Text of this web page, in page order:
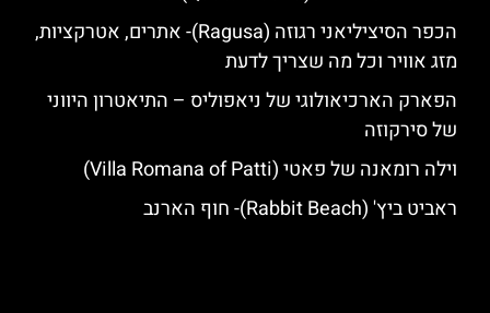
הכפר הסיציליאני רגוזה (Ragusa)- אתרים, אטרקציות,
מזג אוויר וכל מה שצריך לדעת
הפארק הארכיאולוגי של ניאפוליס – התיאטרון היווני
של סירקוזה
וילה רומאנה של פאטי (Villa Romana of Patti)
ראביט ביץ' (Rabbit Beach)- חוף הארנב